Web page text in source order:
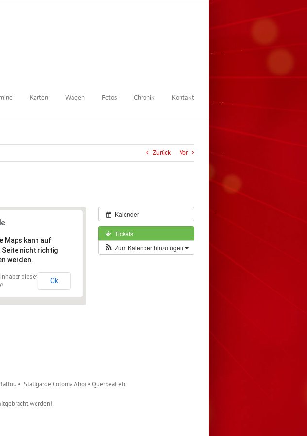
Karten Wagen Fotos Chronik Kontakt
Zurück Vor
Kalender
Tickets
Zum Kalender hinzufügen
Maps kann auf
Seite nicht richtig
werden.
dieser
Ok
• Stattgarde Colonia Ahoi • Querbeat etc.
werden!